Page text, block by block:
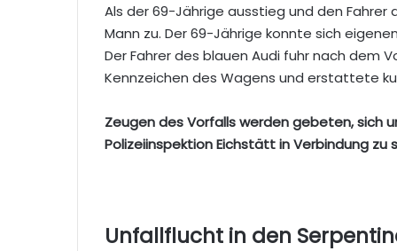
Als der 69-Jährige ausstieg und den
Mann zu. Der 69-Jährige konnte sich
Der Fahrer des blauen Audi fuhr nach dem
Kennzeichen des Wagens und erstattete
Zeugen des Vorfalls werden gebeten, sich
Polizeiinspektion Eichstätt in Verbindung zu
Unfallflucht in den